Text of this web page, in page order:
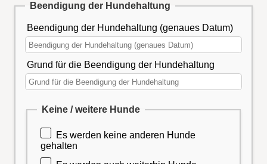
Beendigung der Hundehaltung
Beendigung der Hundehaltung (genaues Datum)
Grund für die Beendigung der Hundehaltung
Keine / weitere Hunde
Es werden keine anderen Hunde
gehalten